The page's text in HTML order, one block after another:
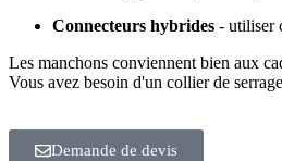
Connecteurs hybrides - utiliser
Les manchons conviennent bien aux
Vous avez besoin d'un collier de
Demande de devis